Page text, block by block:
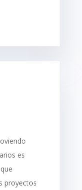
es
proyectos